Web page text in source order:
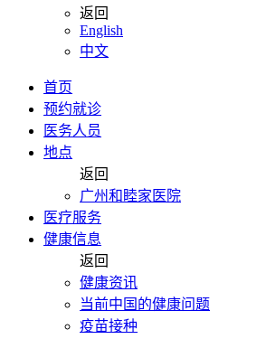
返回
English
中文
首页
预约就诊
医务人员
地点
返回
广州和睦家医院
医疗服务
健康信息
返回
健康资讯
当前中国的健康问题
疫苗接种